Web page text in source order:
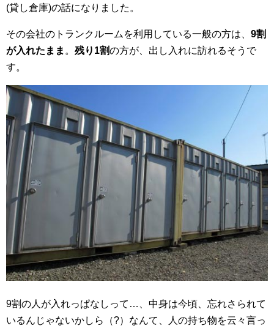
(貸し倉庫)の話になりました。
その会社のトランクルームを利用している一般の方は、 9割
が入れたまま 。 残り1割の方が、出し入れに訪れるそうで
す。
9割の人が入れっぱなしって…、中身は今頃、忘れさられて
いるんじゃないかしら（?）なんて、人の持ち物を云々言っ